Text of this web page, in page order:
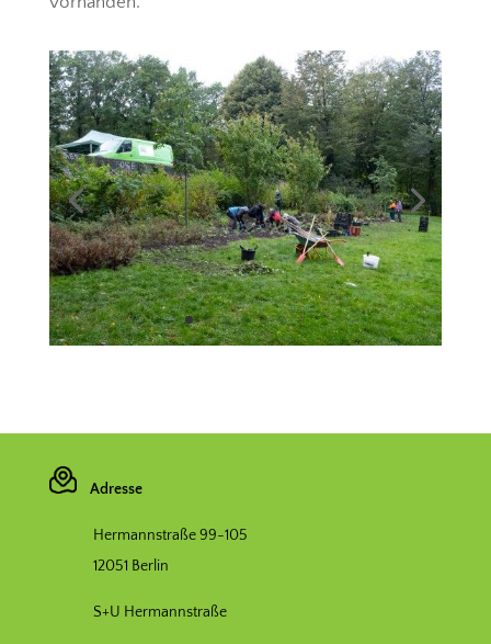
Adresse
Hermannstraße 99-105
12051 Berlin
S+U Hermannstraße